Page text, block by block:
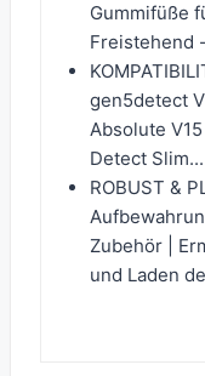
Gummifüße
Freistehend
gen5detect
Absolute
Detect Slim...
ROBUST &
Zubehör |
und Laden